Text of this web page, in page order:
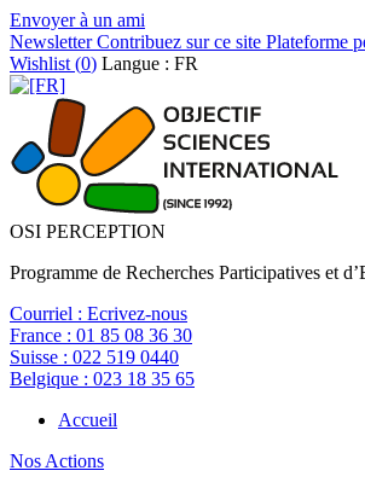
Envoyer à un ami
NewsletterContribuez sur ce site Plateforme
Wishlist (0) Langue : FR
OSI PERCEPTION
Programme de Recherches Participatives et
Courriel : Ecrivez-nous
France : 01 85 08 36 30
Suisse : 022 519 0440
Belgique : 023 18 35 65
Accueil
Nos Actions